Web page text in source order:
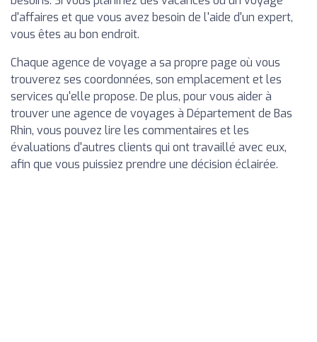
d'affaires et que vous avez besoin de l'aide d'un expert,
vous êtes au bon endroit.
Chaque agence de voyage a sa propre page où vous
trouverez ses coordonnées, son emplacement et les
services qu'elle propose. De plus, pour vous aider à
trouver une agence de voyages à Département de Bas
Rhin, vous pouvez lire les commentaires et les
évaluations d'autres clients qui ont travaillé avec eux,
afin que vous puissiez prendre une décision éclairée.